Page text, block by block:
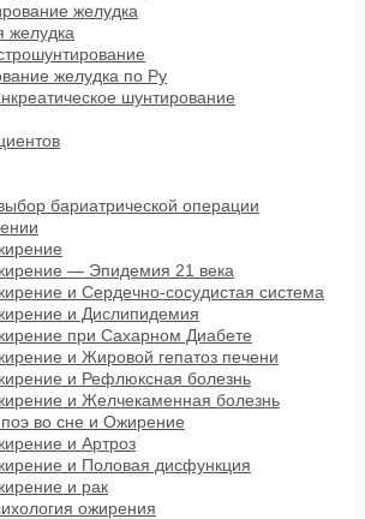
желудка
желудка
желудка по Ру
шунтирование
бариатрической операции
— Эпидемия 21 века
и Сердечно-сосудистая система
и Дислипидемия
при Сахарном Диабете
и Жировой гепатоз печени
и Рефлюксная болезнь
и Желчекаменная болезнь
во сне и Ожирение
и Артроз
и Половая дисфункция
и рак
ожирения